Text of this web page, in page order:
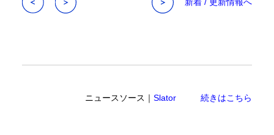
ニュースソース｜Slator 続きはこちら